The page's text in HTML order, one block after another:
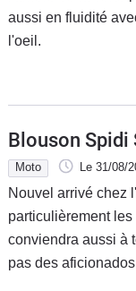
aussi en fluidité
l'oeil.
Blouson Spidi
Moto Le 31/08/
Nouvel arrivé chez
particulièrement les
conviendra aussi à
pas des